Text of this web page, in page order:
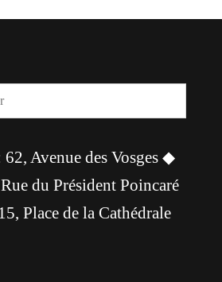
62, Avenue des Vosges ◆
du Président Poincaré
Place de la Cathédrale